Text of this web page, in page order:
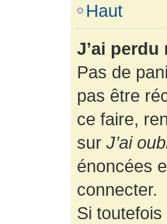
Haut
J’ai
Pas de
pas être
ce faire,
sur J’ai
énoncées
connecter.
Si